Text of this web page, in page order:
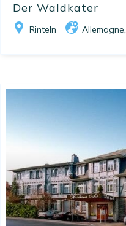
Der Waldkater
Rinteln Allemagne,